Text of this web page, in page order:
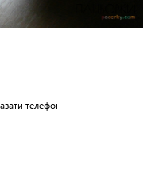
телефон